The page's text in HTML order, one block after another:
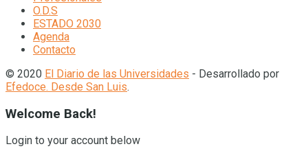
O.D.S
ESTADO 2030
Agenda
Contacto
© 2020 El Diario de las Universidades - Desarrollado por
Efedoce. Desde San Luis.
Welcome Back!
Login to your account below